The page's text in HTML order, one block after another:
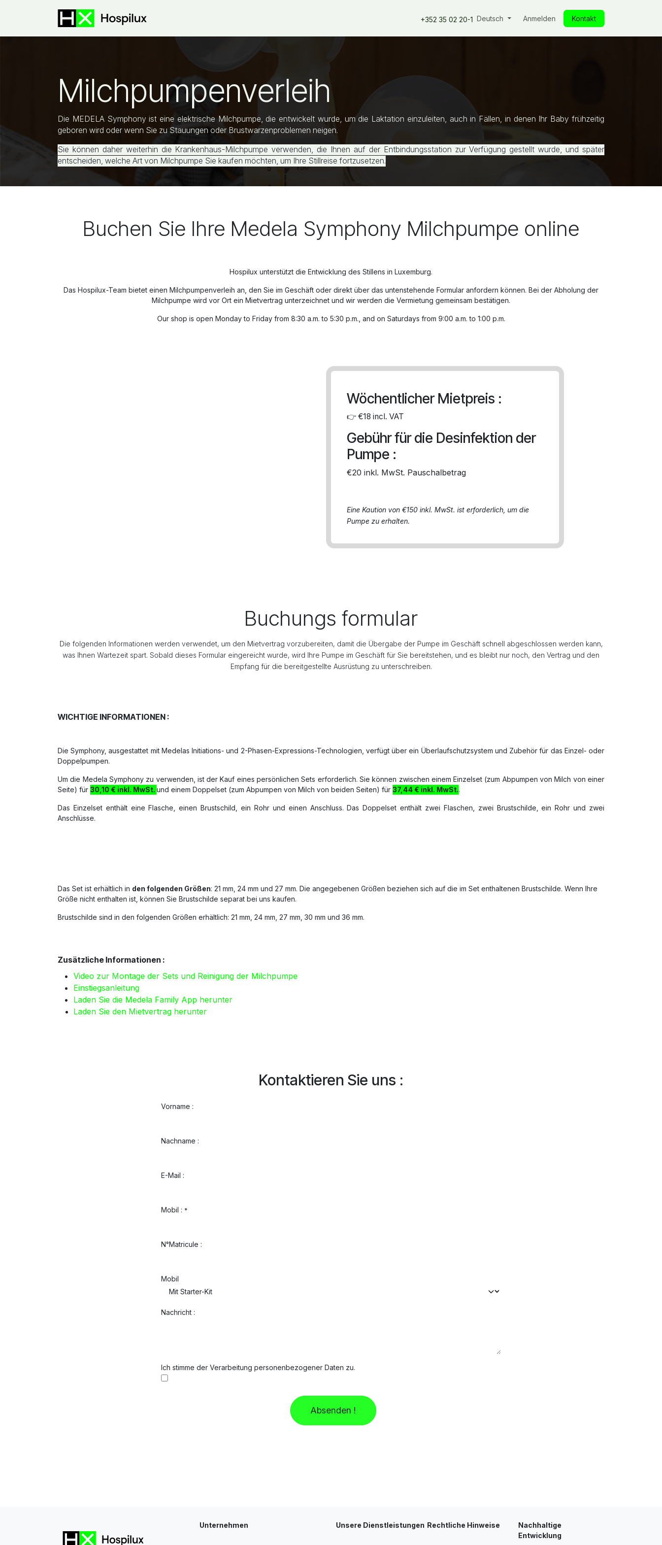
Unsere Marken Unsere Produkte Unsere Verpflichtungen
+352 35 02 20-1 Deutsch Anmelden Kontakt
Milchpumpenverleih
Die MEDELA Symphony ist eine elektrische Milchpumpe, die entwickelt wurde, um die Laktation einzuleiten, auch in Fällen, in denen Ihr Baby frühzeitig
geboren wird oder wenn Sie zu Stauungen oder Brustwarzenproblemen neigen.
Sie können daher weiterhin die Krankenhaus-Milchpumpe verwenden, die Ihnen auf der Entbindungsstation zur Verfügung gestellt wurde, und später
entscheiden, welche Art von Milchpumpe Sie kaufen möchten, um Ihre Stillreise fortzusetzen.
Buchen Sie Ihre Medela Symphony Milchpumpe online
Hospilux unterstützt die Entwicklung des Stillens in Luxemburg.
Das Hospilux-Team bietet einen Milchpumpenverleih an, den Sie im Geschäft oder direkt über das untenstehende Formular anfordern können. Bei der Abholung der
Milchpumpe wird vor Ort ein Mietvertrag unterzeichnet und wir werden die Vermietung gemeinsam bestätigen.
Our shop is open Monday to Friday from 8:30 a.m. to 5:30 p.m., and on Saturdays from 9:00 a.m. to 1:00 p.m.
Wöchentlicher Mietpreis :
👉 €18 incl. VAT
Gebühr für die Desinfektion der
Pumpe :
€20 inkl. MwSt. Pauschalbetrag
Eine Kaution von €150 inkl. MwSt. ist erforderlich, um die
Pumpe zu erhalten.
Buchungs formular
Die folgenden Informationen werden verwendet, um den Mietvertrag vorzubereiten, damit die Übergabe der Pumpe im Geschäft schnell abgeschlossen werden kann,
was Ihnen Wartezeit spart. Sobald dieses Formular eingereicht wurde, wird Ihre Pumpe im Geschäft für Sie bereitstehen, und es bleibt nur noch, den Vertrag und den
Empfang für die bereitgestellte Ausrüstung zu unterschreiben.
WICHTIGE INFORMATIONEN :
Die Symphony, ausgestattet mit Medelas Initiations- und 2-Phasen-Expressions-Technologien, verfügt über ein Überlaufschutzsystem und Zubehör für das Einzel- oder
Doppelpumpen.
Um die Medela Symphony zu verwenden, ist der Kauf eines persönlichen Sets erforderlich. Sie können zwischen einem Einzelset (zum Abpumpen von Milch von einer
Seite) für 30,10 € inkl. MwSt. und einem Doppelset (zum Abpumpen von Milch von beiden Seiten) für 37,44 € inkl. MwSt..
Das Einzelset enthält eine Flasche, einen Brustschild, ein Rohr und einen Anschluss. Das Doppelset enthält zwei Flaschen, zwei Brustschilde, ein Rohr und zwei
Anschlüsse.
Das Set ist erhältlich in den folgenden Größen: 21 mm, 24 mm und 27 mm. Die angegebenen Größen beziehen sich auf die im Set enthaltenen Brustschilde. Wenn Ihre
Größe nicht enthalten ist, können Sie Brustschilde separat bei uns kaufen.
Brustschilde sind in den folgenden Größen erhältlich: 21 mm, 24 mm, 27 mm, 30 mm und 36 mm.
Zusätzliche Informationen :
Video zur Montage der Sets und Reinigung der Milchpumpe
Einstiegsanleitung
Laden Sie die Medela Family App herunter
Laden Sie den Mietvertrag herunter
Kontaktieren Sie uns :
Vorname :
Nachname :
E-Mail :
Mobil : *
N°Matricule :
Mobil
Nachricht :
Ich stimme der Verarbeitung personenbezogener Daten zu.
Absenden !
Unternehmen
Nachhaltige
Entwicklung
Rechtliche Hinweise
Unsere Dienstleistungen